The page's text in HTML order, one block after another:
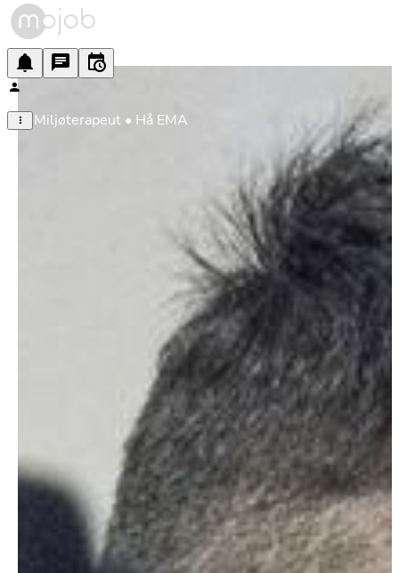
Miljøterapeut • Hå EMA